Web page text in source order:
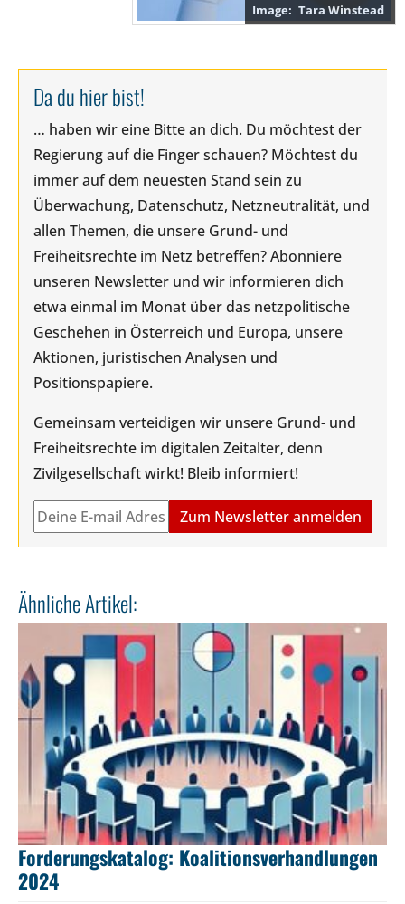
Tara Winstead
Da du hier bist!
… haben wir eine Bitte an dich. Du möchtest der
Regierung auf die Finger schauen? Möchtest du
immer auf dem neuesten Stand sein zu
Überwachung, Datenschutz, Netzneutralität, und
allen Themen, die unsere Grund- und
Freiheitsrechte im Netz betreffen? Abonniere
unseren Newsletter und wir informieren dich
etwa einmal im Monat über das netzpolitische
Geschehen in Österreich und Europa, unsere
Aktionen, juristischen Analysen und
Positionspapiere.
Gemeinsam verteidigen wir unsere Grund- und
Freiheitsrechte im digitalen Zeitalter, denn
Zivilgesellschaft wirkt! Bleib informiert!
Ähnliche Artikel:
Forderungskatalog: Koalitionsverhandlungen
2024